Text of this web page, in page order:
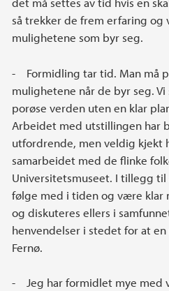
så trekker de frem erfaring og
mulighetene som byr seg.
- Formidling tar tid. Man må
mulighetene når de byr seg. Vi
porøse verden uten en klar
Arbeidet med utstillingen har
utfordrende, men veldig kjekt
samarbeidet med de flinke
Universitetsmuseet. I tillegg
følge med i tiden og være klar
og diskuteres ellers i
henvendelser i stedet for at
Fernø.
- Jeg har formidlet mye med